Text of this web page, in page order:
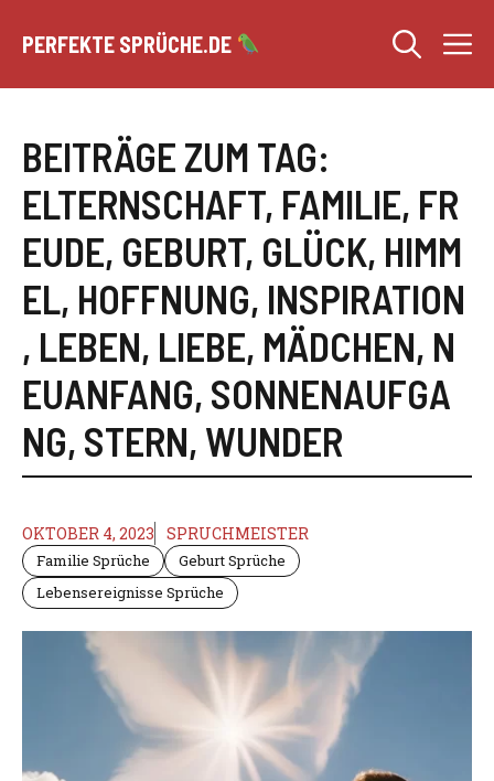
Inhalt
PERFEKTE SPRÜCHE.DE
BEITRÄGE ZUM TAG:
ELTERNSCHAFT, FAMILIE, FR
EUDE, GEBURT, GLÜCK, HIMM
EL, HOFFNUNG, INSPIRATION
, LEBEN, LIEBE, MÄDCHEN, N
EUANFANG, SONNENAUFGA
NG, STERN, WUNDER
OKTOBER 4, 2023 SPRUCHMEISTER
Familie Sprüche
Geburt Sprüche
Lebensereignisse Sprüche